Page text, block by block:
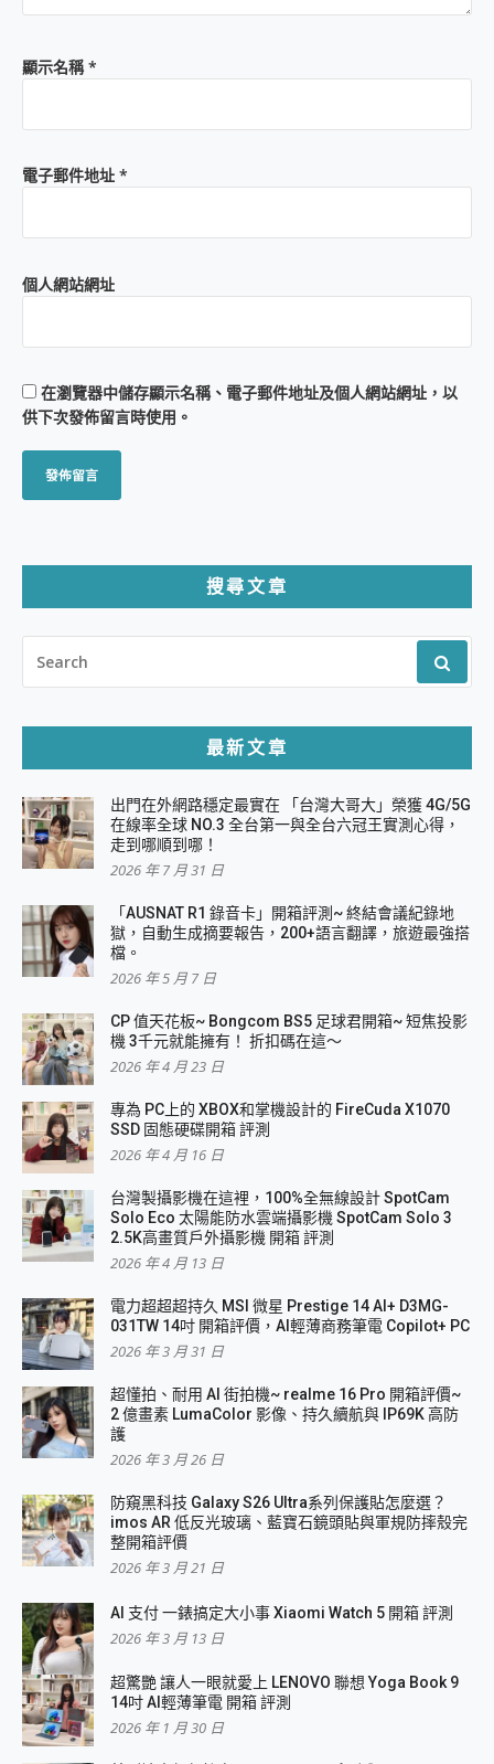
顯示名稱*
電子郵件地址 *
個人網站網址
在瀏覽器中儲存顯示名稱、電子郵件地址及個人網站網址，以
供下次發佈留言時使用。
搜尋文章
FOR:
最新文章
出門在外網路穩定最實在 「台灣大哥大」榮獲 4G/5G
在線率全球 NO.3 全台第一與全台六冠王實測心得，
走到哪順到哪！
2026 年 7 月 31 日
「AUSNAT R1 錄音卡」開箱評測~ 終結會議紀錄地
獄，自動生成摘要報告，200+語言翻譯，旅遊最強搭
檔。
2026 年 5 月 7 日
CP 值天花板~ Bongcom BS5 足球君開箱~ 短焦投影
機 3千元就能擁有！ 折扣碼在這～
2026 年 4 月 23 日
專為 PC上的 XBOX和掌機設計的 FireCuda X1070
SSD 固態硬碟開箱 評測
2026 年 4 月 16 日
台灣製攝影機在這裡，100%全無線設計 SpotCam
Solo Eco 太陽能防水雲端攝影機 SpotCam Solo 3
2.5K高畫質戶外攝影機 開箱 評測
2026 年 4 月 13 日
電力超超超持久 MSI 微星 Prestige 14 AI+ D3MG-
031TW 14吋 開箱評價，AI輕薄商務筆電 Copilot+ PC
2026 年 3 月 31 日
超懂拍、耐用 AI 街拍機~ realme 16 Pro 開箱評價~
2 億畫素 LumaColor 影像、持久續航與 IP69K 高防
護
2026 年 3 月 26 日
防窺黑科技 Galaxy S26 Ultra系列保護貼怎麼選？
imos AR 低反光玻璃、藍寶石鏡頭貼與軍規防摔殼完
整開箱評價
2026 年 3 月 21 日
AI 支付 一錶搞定大小事 Xiaomi Watch 5 開箱 評測
2026 年 3 月 13 日
超驚艷 讓人一眼就愛上 LENOVO 聯想 Yoga Book 9
14吋 AI輕薄筆電 開箱 評測
2026 年 1 月 30 日